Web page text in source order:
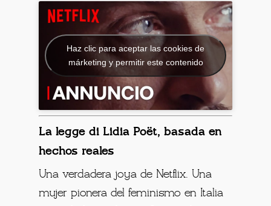
Haz clic para aceptar las cookies de
márketing y permitir este contenido
La legge di Lidia Poët, basada en
hechos reales
Una verdadera joya de Netflix. Una
mujer pionera del feminismo en Italia